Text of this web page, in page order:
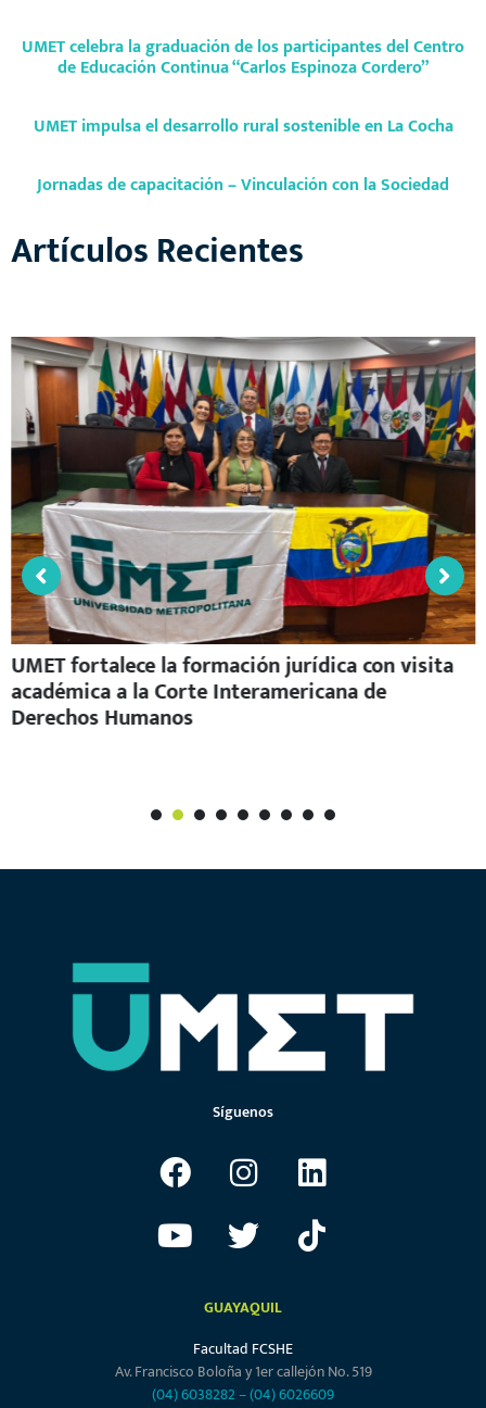
UMET celebra la graduación de los participantes del Centro
de Educación Continua “Carlos Espinoza Cordero”
UMET impulsa el desarrollo rural sostenible en La Cocha
Jornadas de capacitación – Vinculación con la Sociedad
Artículos Recientes
UMET fortalece la formación jurídica con visita
académica a la Corte Interamericana de
Derechos Humanos
1
Síguenos
GUAYAQUIL
Facultad FCSHE
Av. Francisco Boloña y 1er callejón No. 519
(04) 6038282–(04) 6026609